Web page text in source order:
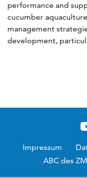
performance and
cucumber
management
development,
Impressum
ABC des